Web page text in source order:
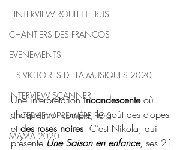
L'INTERVIEW ROULETTE RUSE
CHANTIERS DES FRANCOS
EVENEMENTS
LES VICTOIRES DE LA MUSIQUES 2020
INTERVIEW SCANNER
L'INTERVIEW PREMIÈRE FOIS
MAMA 2020
Une interprétation incandescente où
chaque mot compte, le goût des clopes
et des roses noires. C’est Nikola, qui
présente Une Saison en enfance, ses 21